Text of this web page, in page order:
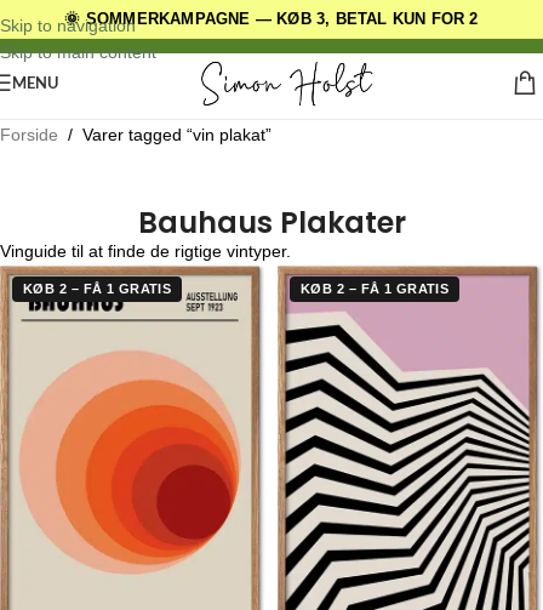
🌞 SOMMERKAMPAGNE — KØB 3, BETAL KUN FOR 2
Skip to navigation
Skip to main content
DANSKE ORIGINALE DESIGNS
MENU
Forside / Varer tagged “vin plakat”
Bauhaus Plakater
Vinguide til at finde de rigtige vintyper.
KØB 2 – FÅ 1 GRATIS KØB 2 – FÅ 1 GRATIS